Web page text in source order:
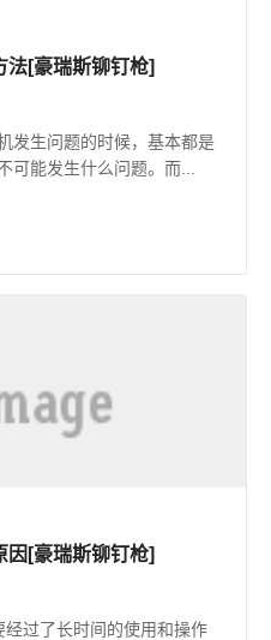
法[豪瑞斯铆钉枪]
发生问题的时候，基本都是
可能发生什么问题。而...
因[豪瑞斯铆钉枪]
过了长时间的使用和操作